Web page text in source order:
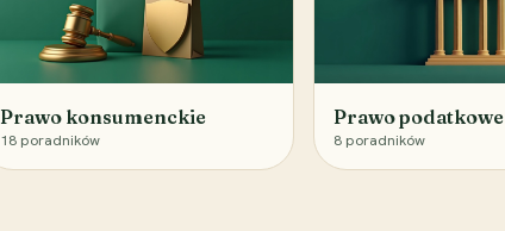
Prawo konsumenckie
18 poradników
Prawo podatkowe
8 poradników